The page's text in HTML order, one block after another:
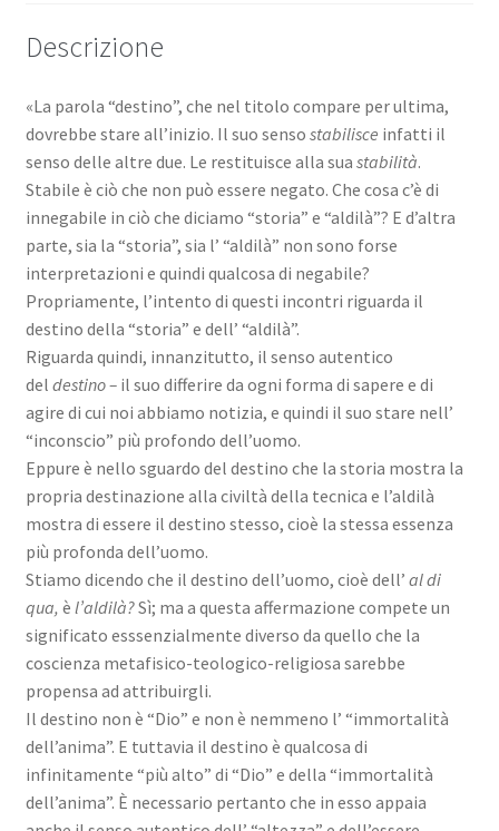
Descrizione
«La parola “destino”, che nel titolo compare per ultima,
dovrebbe stare all’inizio. Il suo senso stabilisce infatti il
senso delle altre due. Le restituisce alla sua stabilità.
Stabile è ciò che non può essere negato. Che cosa c’è di
innegabile in ciò che diciamo “storia” e “aldilà”? E d’altra
parte, sia la “storia”, sia l’ “aldilà” non sono forse
interpretazioni e quindi qualcosa di negabile?
Propriamente, l’intento di questi incontri riguarda il
destino della “storia” e dell’ “aldilà”.
Riguarda quindi, innanzitutto, il senso autentico
del destino – il suo differire da ogni forma di sapere e di
agire di cui noi abbiamo notizia, e quindi il suo stare nell’
“inconscio” più profondo dell’uomo.
Eppure è nello sguardo del destino che la storia mostra la
propria destinazione alla civiltà della tecnica e l’aldilà
mostra di essere il destino stesso, cioè la stessa essenza
più profonda dell’uomo.
Stiamo dicendo che il destino dell’uomo, cioè dell’ al di
qua, è l’aldilà?Sì; ma a questa affermazione compete un
significato esssenzialmente diverso da quello che la
coscienza metafisico-teologico-religiosa sarebbe
propensa ad attribuirgli.
Il destino non è “Dio” e non è nemmeno l’ “immortalità
dell’anima”. E tuttavia il destino è qualcosa di
infinitamente “più alto” di “Dio” e della “immortalità
dell’anima”. È necessario pertanto che in esso appaia